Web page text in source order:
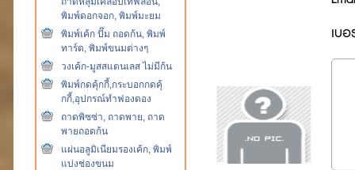
พิมพ์ดอกจอก, พิมพ์มะยม
พิมพ์เค้ก ปั๊ม ถอดก้น, พิมพ์
ทาร์ต, พิมพ์ขนมต่างๆ
วงเค้ก-มูสสแตนเลส ไม่มีก้น
พิมพ์กดคุ้กกี้,กระบอกกดคุ้
กกี้,อุปกรณ์ทำฟองดอง
ถาดพิซซ่า, ถาดพาย, ถาด
พายถอดก้น
แผ่นอลูมิเนียมรองเค้ก, พิมพ์
แบ่งช่องขนม
เบ